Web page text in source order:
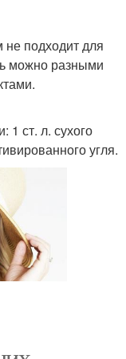
не подходит для
можно разными
ст. л. сухого
угля.